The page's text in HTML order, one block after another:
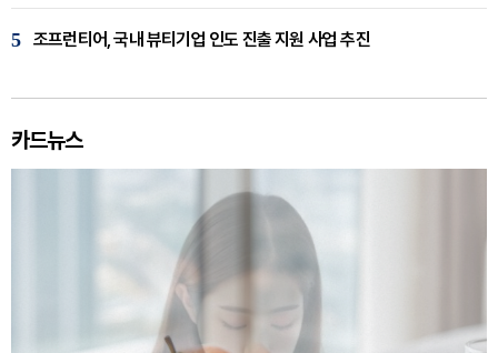
5 조프런티어, 국내 뷰티기업 인도 진출 지원 사업 추진
카드뉴스